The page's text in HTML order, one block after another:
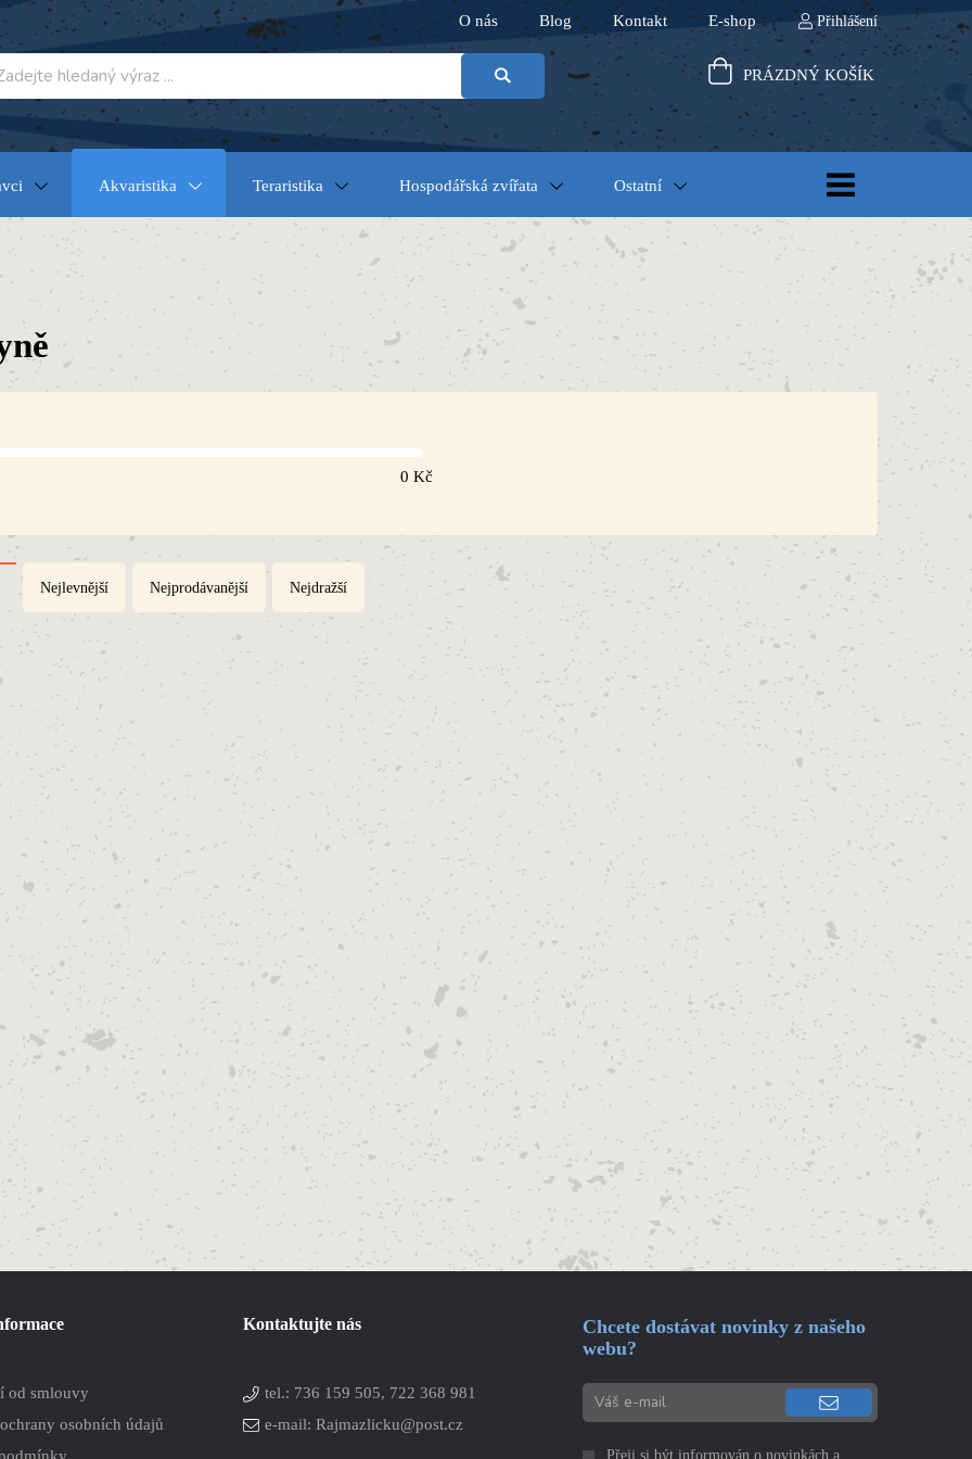
O nás Blog Kontakt E-shop Přihlášení
PRÁZDNÝ KOŠÍK
Akvaristika Teraristika Hospodářská zvířata Ostatní
0 Kč
Nejlevnější Nejprodávanější Nejdražší
od smlouvy
osobních údajů
Kontaktujte nás
tel.: 736 159 505, 722 368 981
e-mail: Rajmazlicku@post.cz
Chcete dostávat novinky z našeho
webu?
Přeji si být informován o novinkách a